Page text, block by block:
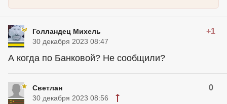
Голландец Михель +1
30 декабря 2023 08:47
А когда по Банковой? Не сообщили?
Светлан 0
30 декабря 2023 08:56